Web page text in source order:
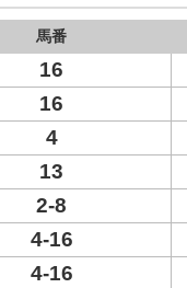
馬番
16
16
4
13
2-8
4-16
4-16